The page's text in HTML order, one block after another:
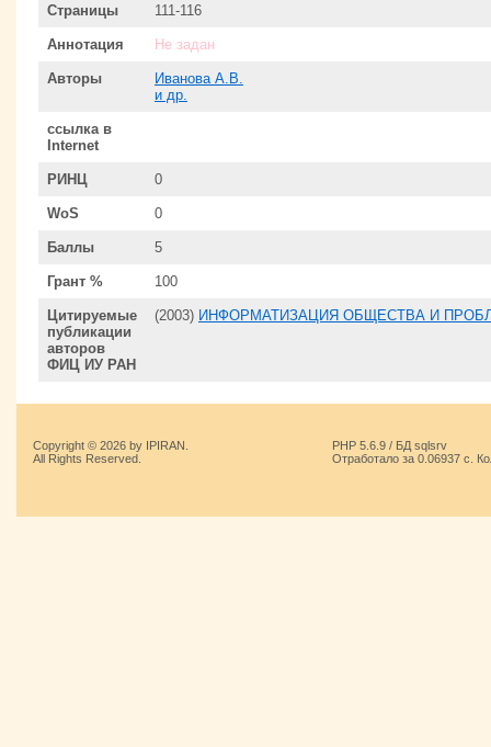
Страницы 111-116
Аннотация Не задан
Авторы
Иванова А.В.
и др.
ссылка в
Internet
РИНЦ 0
WoS 0
Баллы 5
Грант % 100
Цитируемые
публикации
авторов
ФИЦ ИУ РАН
(2003) ИНФОРМАТИЗАЦИЯ ОБЩЕСТВА И
Copyright © 2026 by IPIRAN.
All Rights Reserved.
PHP 5.6.9 / БД sqlsrv
Отработало за 0.06937 с.